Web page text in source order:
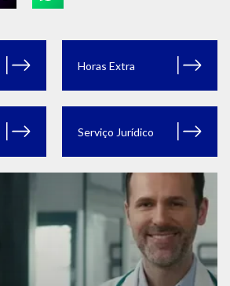
Horas Extra
Serviço Jurídico